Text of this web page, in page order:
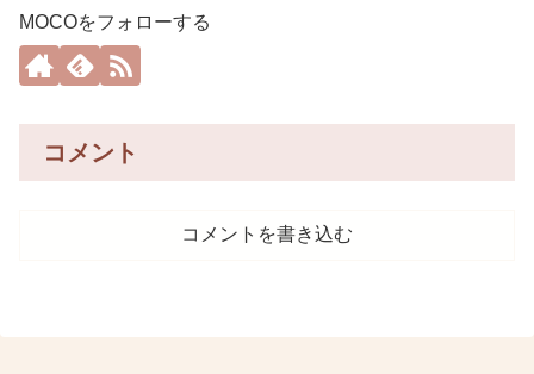
MOCOをフォローする
コメント
コメントを書き込む